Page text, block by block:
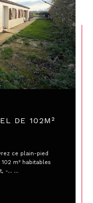
DE 102M²
ce plain-pied
m² habitables
-... ...